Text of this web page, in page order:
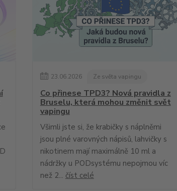
23.06.2026 Ze světa vapingu
Co přinese TPD3? Nová pravidla z
Bruselu, která mohou změnit svět
vapingu
Všimli jste si, že krabičky s náplněmi
jsou plné varovných nápisů, lahvičky s
nikotinem mají maximálně 10 ml a
nádržky u PODsystému nepojmou víc
než 2... číst celé